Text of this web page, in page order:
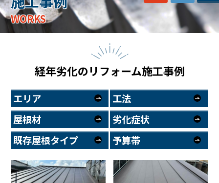
WORKS
経年劣化のリフォーム施工事例
エリア
工法
屋根材
劣化症状
既存屋根タイプ
予算帯